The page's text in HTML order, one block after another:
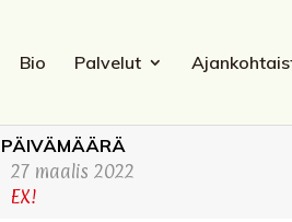
Bio Palvelut
PÄIVÄMÄÄRÄ
27 maalis 2022
EX!